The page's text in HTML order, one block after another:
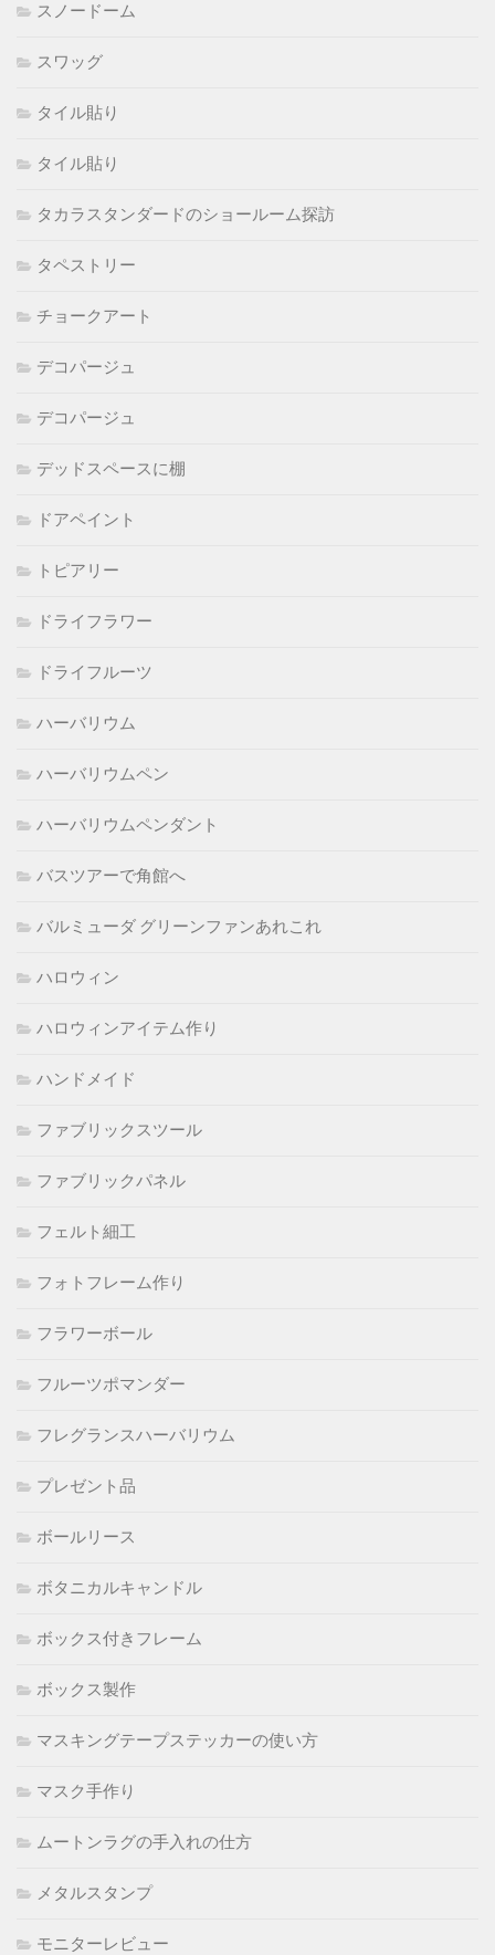
スノードーム
スワッグ
タイル貼り
タイル貼り
タカラスタンダードのショールーム探訪
タペストリー
チョークアート
デコパージュ
デコパージュ
デッドスペースに棚
ドアペイント
トピアリー
ドライフラワー
ドライフルーツ
ハーバリウム
ハーバリウムペン
ハーバリウムペンダント
バスツアーで角館へ
バルミューダ グリーンファンあれこれ
ハロウィン
ハロウィンアイテム作り
ハンドメイド
ファブリックスツール
ファブリックパネル
フェルト細工
フォトフレーム作り
フラワーボール
フルーツポマンダー
フレグランスハーバリウム
プレゼント品
ボールリース
ボタニカルキャンドル
ボックス付きフレーム
ボックス製作
マスキングテープステッカーの使い方
マスク手作り
ムートンラグの手入れの仕方
メタルスタンプ
モニターレビュー